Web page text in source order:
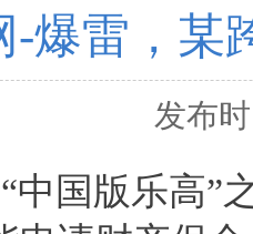
-爆雷，某
发布
中国版乐高”